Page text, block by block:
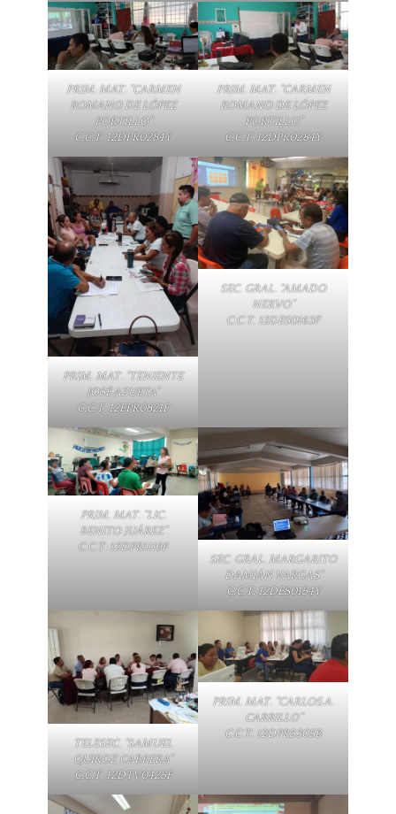
PRIM. MAT. “CARMEN
ROMANO DE LÓPEZ
PORTILLO”
C.C.T. 12DPR0284Y
PRIM. MAT. “CARMEN
ROMANO DE LÓPEZ
PORTILLO”
C.C.T. 12DPR0284Y
PRIM. MAT. “TENIENTE
JOSÉ AZUETA”
C.C.T. 12EPR0821F
SEC. GRAL. “AMADO
NERVO”
C.C.T. 12DES0163F
PRIM. MAT. “LIC.
BENITO JUÁREZ”
C.C.T. 12DPR1119F
SEC. GRAL. MARGARITO
DAMIÁN VARGAS”
C.C.T. 12DES0154Y
TELESEC. “SAMUEL
QUIROZ CABRERA”
C.C.T. 12DTV0425F
PRIM. MAT. “CARLOS A.
CARRILLO”
C.C.T. 12DPR5305B